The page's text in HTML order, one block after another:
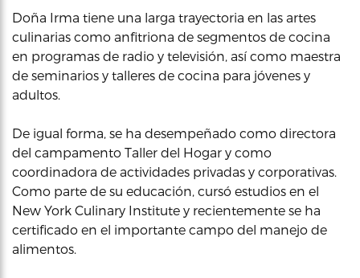
Doña Irma tiene una larga trayectoria en las artes
culinarias como anfitriona de segmentos de cocina
en programas de radio y televisión, así como maestra
de seminarios y talleres de cocina para jóvenes y
adultos.
De igual forma, se ha desempeñado como directora
del campamento Taller del Hogar y como
coordinadora de actividades privadas y corporativas.
Como parte de su educación, cursó estudios en el
New York Culinary Institute y recientemente se ha
certificado en el importante campo del manejo de
alimentos.